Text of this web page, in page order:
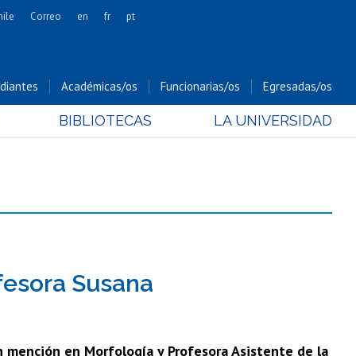
Cs. Forestales y Conservación
Cs. Sociales
Bachillerato
Correo en fr pt
Académicas/os Funcionarias/os Egresadas/os
BIBLIOTECAS LA UNIVERSIDAD
Susana
mención en Morfología y Profesora Asistente de la